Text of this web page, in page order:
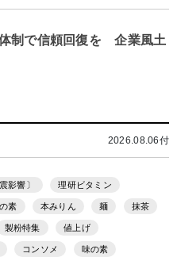
制で信頼回復を 企業風土
2026.08.06付
影響〕 理研ビタミン
素 本みりん 麺 抹茶
製粉特集 値上げ
コンソメ 味の素